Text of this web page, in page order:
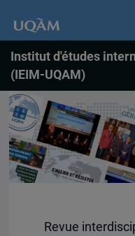
Institut d'études
(IEIM-UQAM)
Revue